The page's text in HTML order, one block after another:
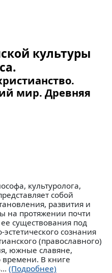
культуры
мир. Древняя
культуролога,
собой
развития и
на протяжении почти
существования под
сознания
(православного)
южные славяне,
времени. В книге
(Подробнее)